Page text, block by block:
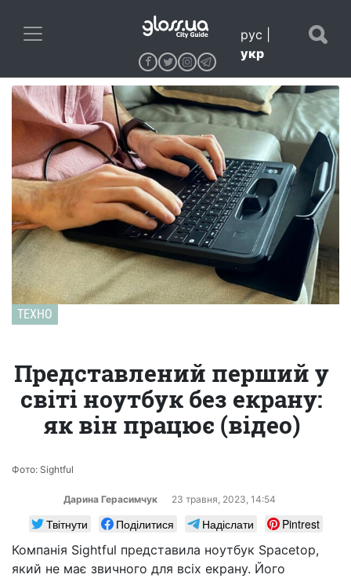
рус
укр
ТЕХНО
Представлений перший у
світі ноутбук без екрану:
як він працює (відео)
Фото: Sightful
Дарина Герасимчук 23 травня, 2023, 14:54
Твітнути Поділитися Надіслати
Pintrest
Компанія Sightful представила ноутбук Spacetop,
який не має звичного для всіх екрану. Його